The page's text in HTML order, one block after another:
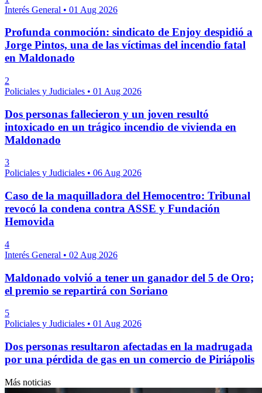
Interés General • 01 Aug 2026
Profunda conmoción: sindicato de Enjoy despidió a
Jorge Pintos, una de las víctimas del incendio fatal
en Maldonado
2
Policiales y Judiciales • 01 Aug 2026
Dos personas fallecieron y un joven resultó
intoxicado en un trágico incendio de vivienda en
Maldonado
3
Policiales y Judiciales • 06 Aug 2026
Caso de la maquilladora del Hemocentro: Tribunal
revocó la condena contra ASSE y Fundación
Hemovida
4
Interés General • 02 Aug 2026
Maldonado volvió a tener un ganador del 5 de Oro;
el premio se repartirá con Soriano
5
Policiales y Judiciales • 01 Aug 2026
Dos personas resultaron afectadas en la madrugada
por una pérdida de gas en un comercio de Piriápolis
Más noticias